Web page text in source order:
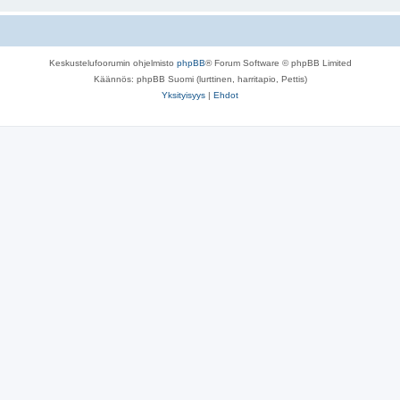
Keskustelufoorumin ohjelmisto phpBB® Forum Software © phpBB Limited
Käännös: phpBB Suomi (lurttinen, harritapio, Pettis)
Yksityisyys | Ehdot